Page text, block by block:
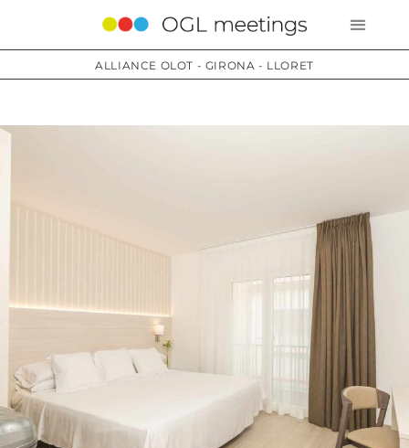
ALLIANCE OLOT - GIRONA - LLORET